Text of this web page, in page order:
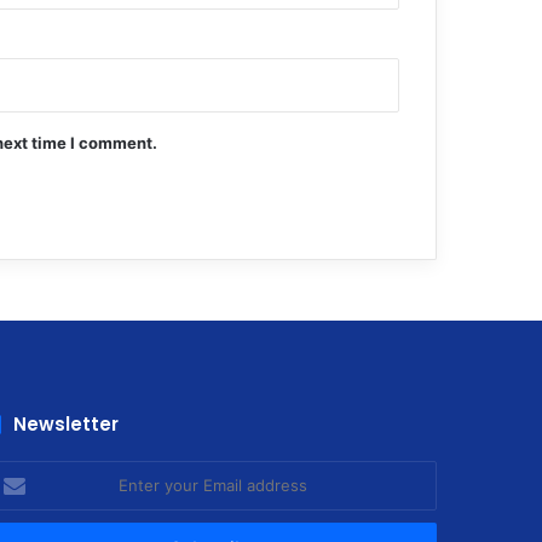
time I comment.
Newsletter